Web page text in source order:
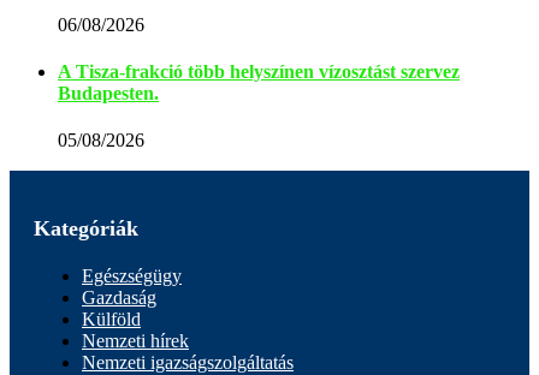
06/08/2026
A Tisza-frakció több helyszínen vízosztást szervez
Budapesten.
05/08/2026
Kategóriák
Egészségügy
Gazdaság
Külföld
Nemzeti hírek
Nemzeti igazságszolgáltatás